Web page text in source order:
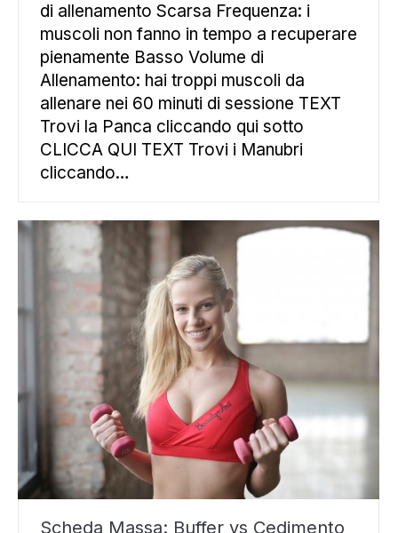
di allenamento Scarsa Frequenza: i
muscoli non fanno in tempo a recuperare
pienamente Basso Volume di
Allenamento: hai troppi muscoli da
allenare nei 60 minuti di sessione TEXT
Trovi la Panca cliccando qui sotto
CLICCA QUI TEXT Trovi i Manubri
cliccando…
Scheda Massa: Buffer vs Cedimento